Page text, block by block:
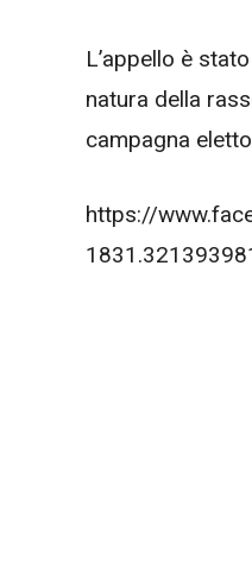
L’appello è
natura della
campagna
https://